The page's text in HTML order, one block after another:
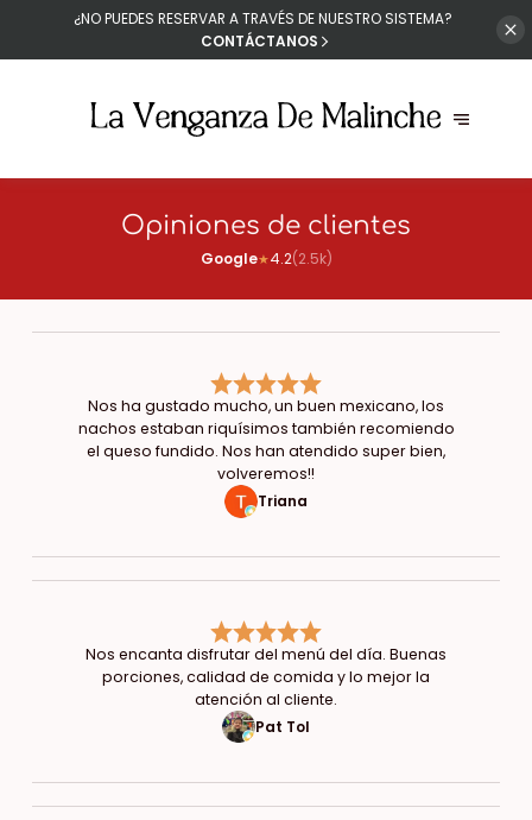
¿NO PUEDES RESERVAR ATRAVÉS DE NUESTRO SISTEMA?
CONTÁCTANOS
Opiniones de clientes
Google★4.2(2.5k)
Nos ha gustado mucho, un buen mexicano, los
nachos estaban riquísimos también recomiendo
el queso fundido. Nos han atendido super bien,
volveremos!!
Triana
Nos encanta disfrutar del menú del día. Buenas
porciones, calidad de comida y lo mejor la
atención al cliente.
Pat Tol